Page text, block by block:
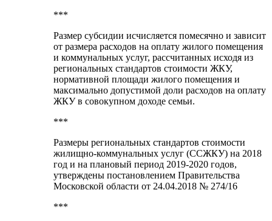
***
Размер субсидии исчисляется помесячно и зависит
от размера расходов на оплату жилого помещения
и коммунальных услуг, рассчитанных исходя из
региональных стандартов стоимости ЖКУ,
нормативной площади жилого помещения и
максимально допустимой доли расходов на оплату
ЖКУ в совокупном доходе семьи.
***
Размеры региональных стандартов стоимости
жилищно-коммунальных услуг (ССЖКУ) на 2018
год и на плановый период 2019-2020 годов,
утверждены постановлением Правительства
Московской области от 24.04.2018 № 274/16
***